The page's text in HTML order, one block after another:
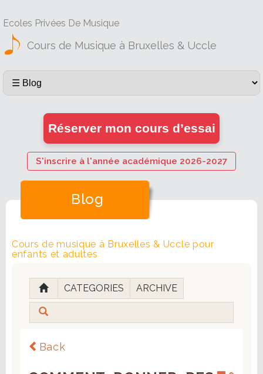
Ecoles Privées De Musique
Cours de Musique à Bruxelles & Uccle
Réserver mon cours d’essai
S'inscrire à l'année académique 2026-2027
Blog
Cours de musique à Bruxelles & Uccle pour
enfants et adultes
CATEGORIES ARCHIVE
Back